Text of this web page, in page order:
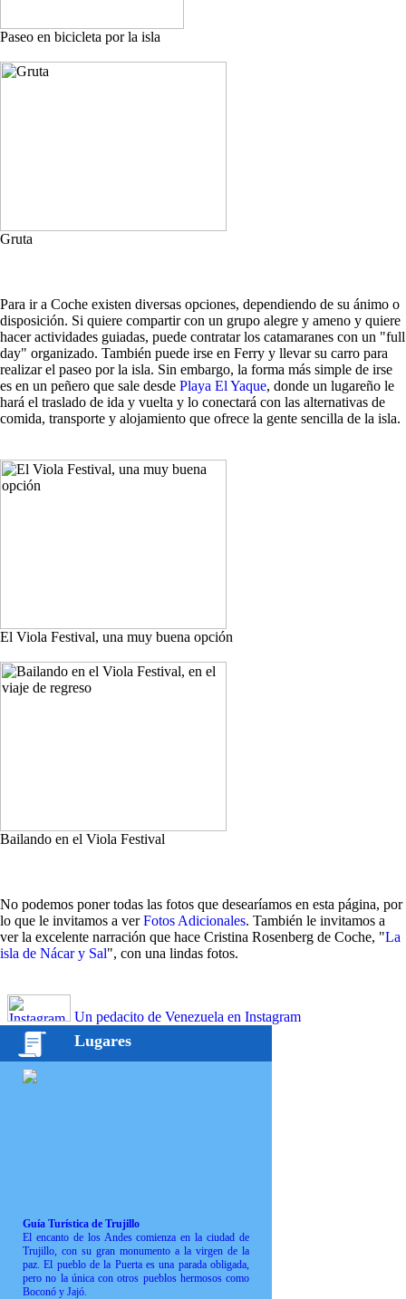
Paseo en bicicleta por la isla
Gruta
Para ir a Coche existen diversas opciones, dependiendo de su ánimo o
disposición. Si quiere compartir con un grupo alegre y ameno y quiere
hacer actividades guiadas, puede contratar los catamaranes con un "full
day" organizado. También puede irse en Ferry y llevar su carro para
realizar el paseo por la isla. Sin embargo, la forma más simple de irse
es en un peñero que sale desde Playa El Yaque, donde un lugareño le
hará el traslado de ida y vuelta y lo conectará con las alternativas de
comida, transporte y alojamiento que ofrece la gente sencilla de la isla.
El Viola Festival, una muy buena opción
Bailando en el Viola Festival
No podemos poner todas las fotos que desearíamos en esta página, por
lo que le invitamos a verFotos Adicionales. También le invitamos a
ver la excelente narración que hace Cristina Rosenberg de Coche, "La
isla de Nácar y Sal", con una lindas fotos.
Un pedacito de Venezuela en Instagram
Lugares
Guía Turística de Trujillo
El encanto de los Andes comienza en la ciudad de
Trujillo, con su gran monumento a la virgen de la
paz. El pueblo de la Puerta es una parada obligada,
pero no la única con otros pueblos hermosos como
Boconó y Jajó.